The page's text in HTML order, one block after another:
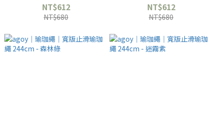
NT$612
NT$680
NT$612
NT$680